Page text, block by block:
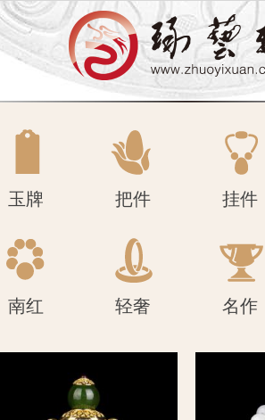
南红 轻奢 名作
玉牌 把件 挂件
南红 轻奢 名作